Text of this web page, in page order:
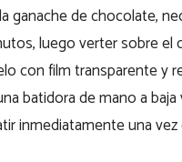
ganache de chocolate,
luego verter sobre el
con film transparente y
batidora de mano a
inmediatamente una